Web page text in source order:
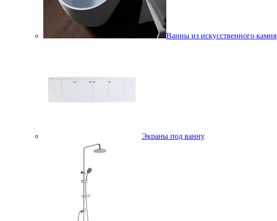
Ванны из искусственного камня
Экраны под ванну